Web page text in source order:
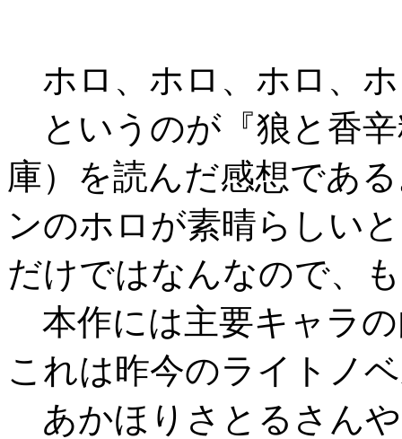
ホロ、ホロ、ホロ、
というのが『狼と香辛
庫）を読んだ感想であ
ンのホロが素晴らしい
だけではなんなので、
本作には主要キャラ
これは昨今のライトノ
あかほりさとるさん